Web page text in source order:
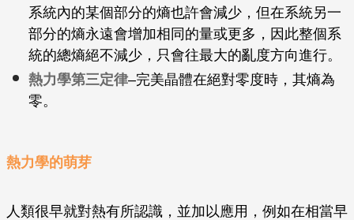
系統內的某個部分的熵也許會減少，但在系統另一
部分的熵永遠會增加相同的量或更多，因此整個系
統的總熵絕不減少，只會往最大的亂度方向進行。
熱力學第三定律–完美晶體在絕對零度時，其熵為
零。
熱力學的萌芽
人類很早就對熱有所認識，並加以應用，例如在相當早